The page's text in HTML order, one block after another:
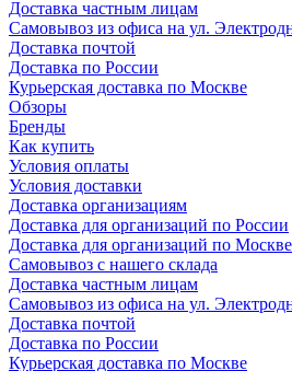
Доставка частным лицам
Самовывоз из офиса на ул.
Доставка почтой
Доставка по России
Курьерская доставка по Москве
Обзоры
Бренды
Как купить
Условия оплаты
Условия доставки
Доставка организациям
Доставка для организаций по России
Доставка для организаций по Москве
Самовывоз с нашего склада
Доставка частным лицам
Самовывоз из офиса на ул.
Доставка почтой
Доставка по России
Курьерская доставка по Москве